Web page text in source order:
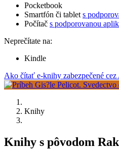
Pocketbook
Smartfón či tablet s
Počítač s podporovanou
Neprečítate na:
Kindle
Ako čítať e-knihy zabezpečené
Knihy
Knihy s pôvodom